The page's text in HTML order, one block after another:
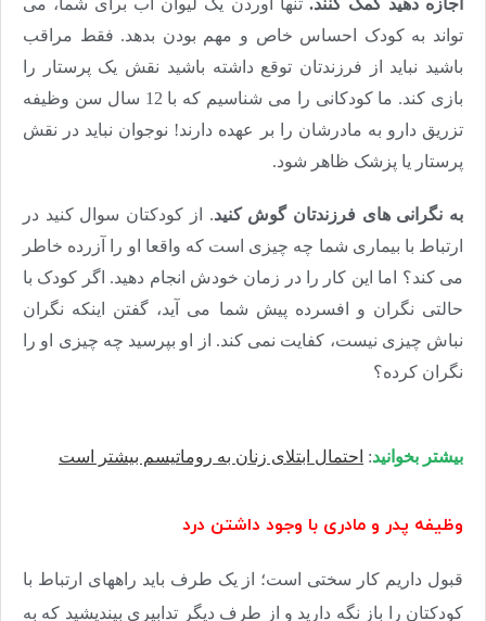
تواند به کودک احساس خاص و مهم بودن بدهد. فقط مراقب
باشید نباید از فرزندتان توقع داشته باشید نقش یک پرستار را
بازی کند. ما کودکانی را می شناسیم که با 12 سال سن وظیفه
تزریق دارو به مادرشان را بر عهده دارند! نوجوان نباید در نقش
پرستار یا پزشک ظاهر شود.
به نگرانی های فرزندتان گوش کنید. از کودکتان سوال کنید در
ارتباط با بیماری شما چه چیزی است که واقعا او را آزرده خاطر
می کند؟ اما این کار را در زمان خودش انجام دهید. اگر کودک با
حالتی نگران و افسرده پیش شما می آید، گفتن اینکه نگران
نباش چیزی نیست، کفایت نمی کند. از او بپرسید چه چیزی او را
نگران کرده؟
بیشتر بخوانید: احتمال ابتلای زنان به روماتیسم بیشتر است
وظیفه پدر و مادری با وجود داشتن درد
قبول داریم کار سختی است؛ از یک طرف باید راههای ارتباط با
کودکتان را باز نگه دارید و از طرف دیگر تدابیری بیندیشید که به